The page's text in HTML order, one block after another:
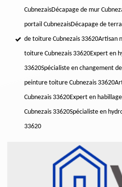
CubnezaisDécapage de mur
portail CubnezaisDécapage de
de toiture Cubnezais 33620Artisan
toiture Cubnezais 33620Expert en
33620Spécialiste en changement
peinture toiture Cubnezais 33620
Cubnezais 33620Expert en
Cubnezais 33620Spécialiste en
33620